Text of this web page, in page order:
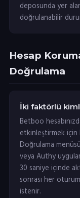
deposunda yer
doğrulanabilir
Hesap
Doğrulama
İki faktörlü
Betboo
etkinleştirmek için
Doğrulama
veya Authy
30 saniye içinde
sonrası her
istenir.